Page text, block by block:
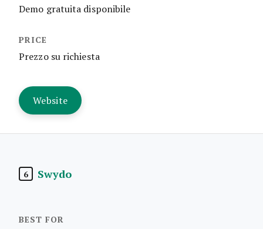
Demo gratuita disponibile
Prezzo su richiesta
Website
6 Swydo